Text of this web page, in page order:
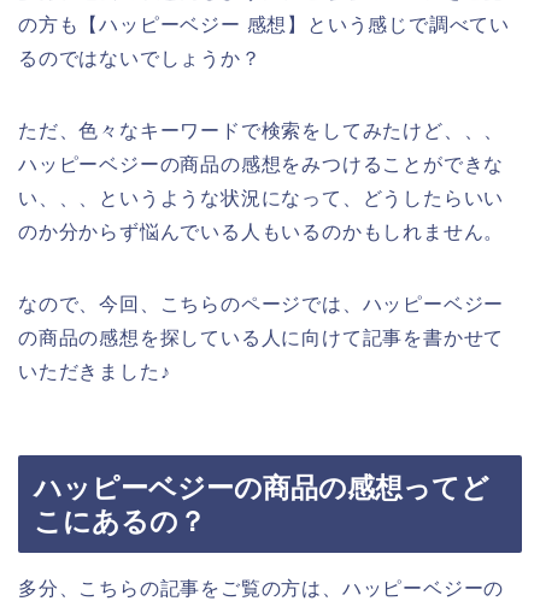
の方も【ハッピーベジー 感想】という感じで調べてい
るのではないでしょうか？
ただ、色々なキーワードで検索をしてみたけど、、、
ハッピーベジーの商品の感想をみつけることができな
い、、、というような状況になって、どうしたらいい
のか分からず悩んでいる人もいるのかもしれません。
なので、今回、こちらのページでは、ハッピーベジー
の商品の感想を探している人に向けて記事を書かせて
いただきました♪
ハッピーベジーの商品の感想ってど
こにあるの？
多分、こちらの記事をご覧の方は、ハッピーベジーの